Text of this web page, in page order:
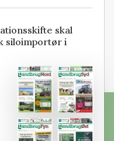
skal
siloimportør i